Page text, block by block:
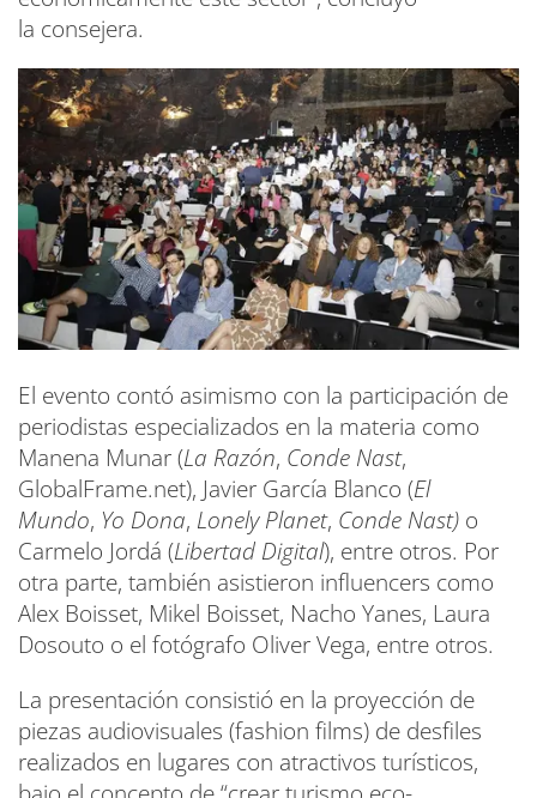
la consejera.
El evento contó asimismo con la participación de
periodistas especializados en la materia como
Manena Munar (La Razón, Conde Nast,
GlobalFrame.net), Javier García Blanco (El
Mundo, Yo Dona, Lonely Planet, Conde Nast) o
Carmelo Jordá (Libertad Digital), entre otros. Por
otra parte, también asistieron influencers como
Alex Boisset, Mikel Boisset, Nacho Yanes, Laura
Dosouto o el fotógrafo Oliver Vega, entre otros.
La presentación consistió en la proyección de
piezas audiovisuales (fashion films) de desfiles
realizados en lugares con atractivos turísticos,